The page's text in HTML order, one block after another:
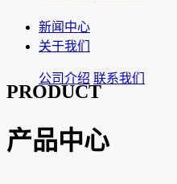
新闻中心
关于我们
公司介绍 联系我们
PRODUCT
产品中心